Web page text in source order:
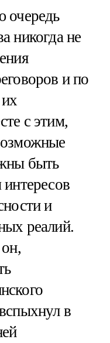
очередь
никогда не
и по
с этим,
быть
и
реалий.
в